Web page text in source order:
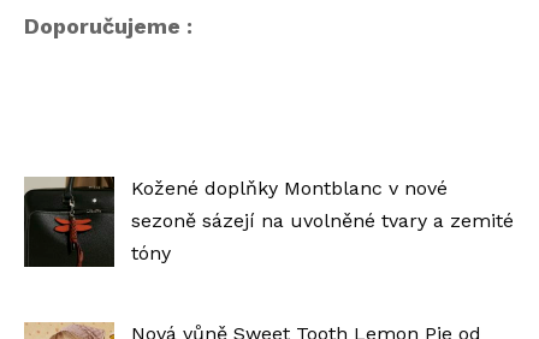
Doporučujeme :
Kožené doplňky Montblanc v nové
sezoně sázejí na uvolněné tvary a zemité
tóny
Nová vůně Sweet Tooth Lemon Pie od